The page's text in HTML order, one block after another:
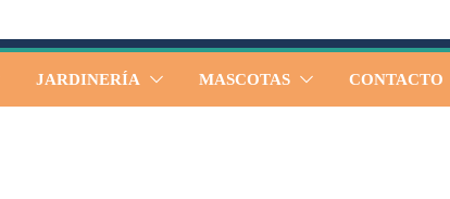
JARDINERÍA MASCOTAS CONTACTO